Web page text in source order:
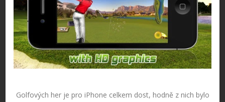
Golfových her je pro iPhone celkem dost, hodně z nich bylo